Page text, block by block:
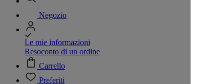
Negozio
Le mie informazioni
Resoconto di un ordine
Carrello
Preferiti